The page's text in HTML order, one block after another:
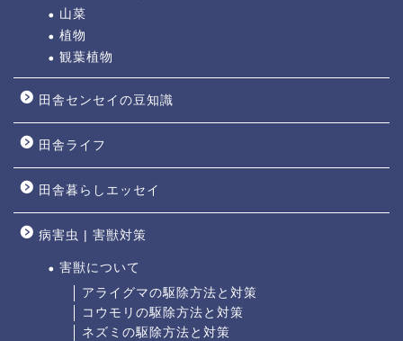
山菜
植物
観葉植物
田舎センセイの豆知識
田舎ライフ
田舎暮らしエッセイ
病害虫 | 害獣対策
害獣について
アライグマの駆除方法と対策
コウモリの駆除方法と対策
ネズミの駆除方法と対策